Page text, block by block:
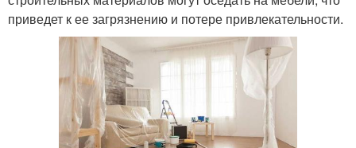
приведет к ее загрязнению и потере привлекательности.